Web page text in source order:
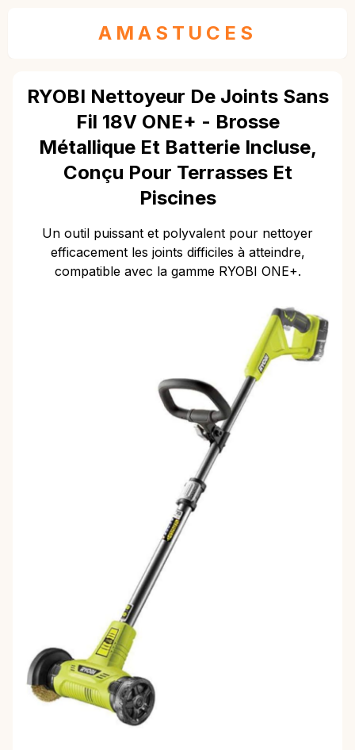
AMASTUCES
RYOBI Nettoyeur De Joints Sans
Fil 18V ONE+ - Brosse
Métallique Et Batterie Incluse,
Conçu Pour Terrasses Et
Piscines
Un outil puissant et polyvalent pour nettoyer
efficacement les joints difficiles à atteindre,
compatible avec la gamme RYOBI ONE+.